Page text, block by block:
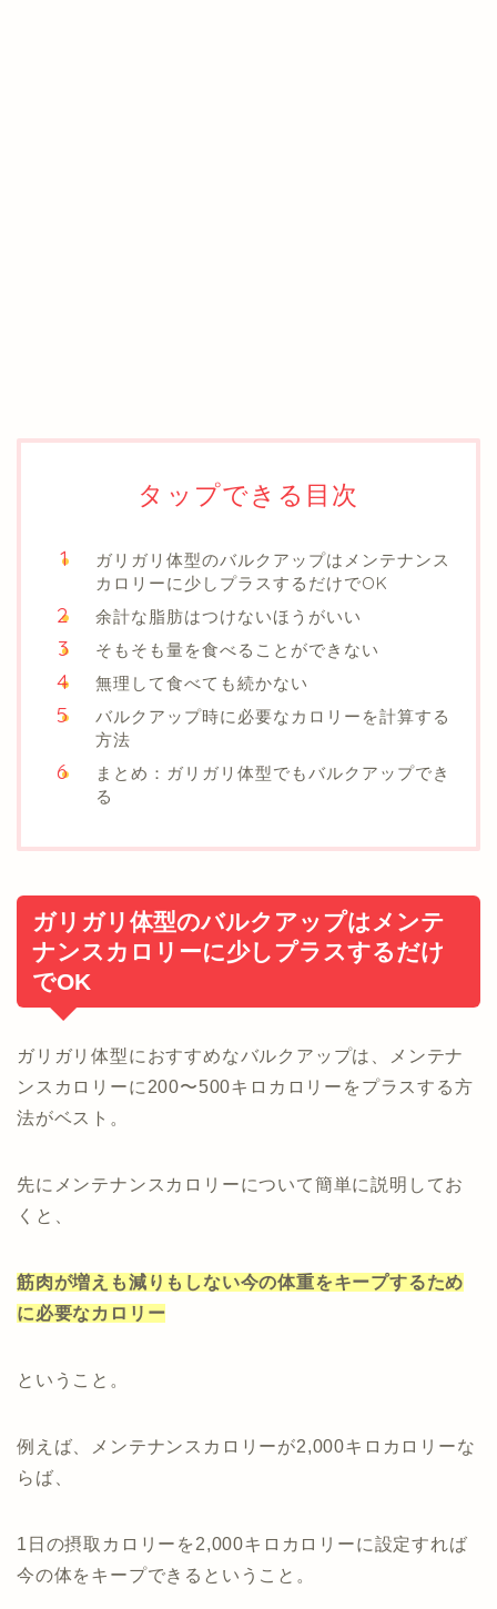
タップできる目次
ガリガリ体型のバルクアップはメンテナンス
カロリーに少しプラスするだけでOK
余計な脂肪はつけないほうがいい
そもそも量を食べることができない
無理して食べても続かない
バルクアップ時に必要なカロリーを計算する
方法
まとめ：ガリガリ体型でもバルクアップでき
る
ガリガリ体型のバルクアップはメンテ
ナンスカロリーに少しプラスするだけ
でOK
ガリガリ体型におすすめなバルクアップは、メンテナ
ンスカロリーに200〜500キロカロリーをプラスする方
法がベスト。
先にメンテナンスカロリーについて簡単に説明してお
くと、
筋肉が増えも減りもしない今の体重をキープするため
に必要なカロリー
ということ。
例えば、メンテナンスカロリーが2,000キロカロリーな
らば、
1日の摂取カロリーを2,000キロカロリーに設定すれば
今の体をキープできるということ。